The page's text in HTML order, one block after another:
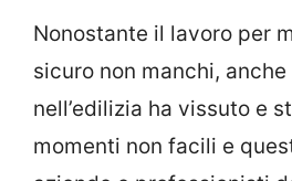
Nonostante il lavoro per
sicuro non manchi,
nell’edilizia ha vissuto e
momenti non facili e